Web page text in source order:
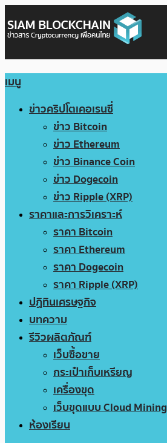
เมนู
ข่าวคริปโตเคอเรนซี่
ข่าว Bitcoin
ข่าว Ethereum
ข่าว Binance Coin
ข่าว Dogecoin
ข่าว Ripple (XRP)
ราคาและการวิเคราะห์
ราคา Bitcoin
ราคา Ethereum
ราคา Dogecoin
ราคา Ripple (XRP)
ปฏิทินเศรษฐกิจ
บทความ
รีวิวผลิตภัณฑ์
เว็บซื้อขาย
กระเป๋าเก็บเหรียญ
เครื่องขุด
เว็บขุดแบบ Cloud Mining
ห้องเรียน